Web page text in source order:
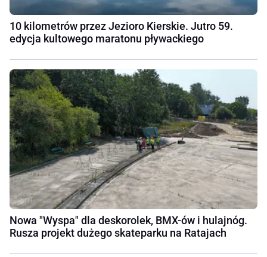
10 kilometrów przez Jezioro Kierskie. Jutro 59.
edycja kultowego maratonu pływackiego
Nowa "Wyspa" dla deskorolek, BMX-ów i hulajnóg.
Rusza projekt dużego skateparku na Ratajach